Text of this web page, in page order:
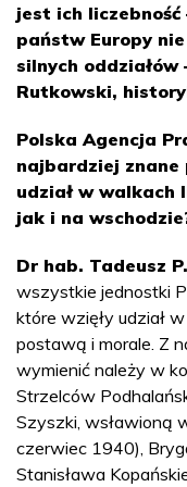
jest ich liczebność
państw Europy
silnych oddziałów
Rutkowski,
Polska Agencja
najbardziej
udział w walkach
jak i na
Dr hab. Tadeusz
wszystkie jednostki
które wzięły udział
postawą i morale. Z
wymienić należy w
Strzelców
Szyszki, wsławioną
czerwiec 1940),
Stanisława